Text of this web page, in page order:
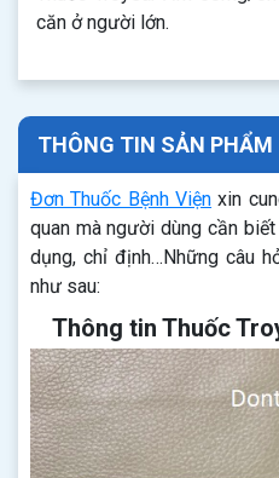
căn ở người lớn.
THÔNG TIN SẢN PHẨM
Đơn Thuốc Bệnh Viện xin
quan mà người dùng cần
dụng, chỉ định…Những câu
như sau:
Thông tin Thuốc